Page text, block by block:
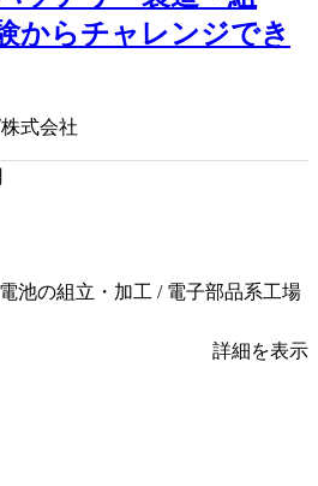
からチャレンジでき
式会社
池の組立・加工 / 電子部品系工場
詳細を表示